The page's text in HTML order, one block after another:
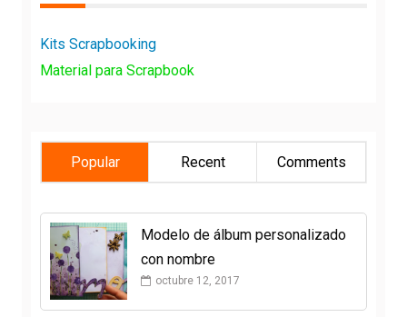
Kits Scrapbooking
Material para Scrapbook
Popular Recent Comments
Modelo de álbum personalizado
con nombre
octubre 12, 2017